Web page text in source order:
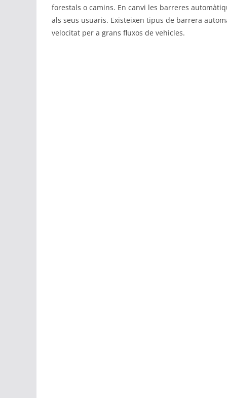
forestals o camins. En canvi les barreres
als seus usuaris. Existeixen tipus de barrera
velocitat per a grans fluxos de vehicles.